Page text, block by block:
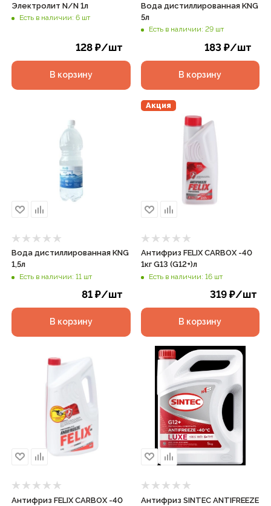
Электролит N/N 1л
Есть в наличии: 6 шт
128₽/шт
В корзину
Вода дистиллированная KNG
5л
Есть в наличии: 29 шт
183 ₽/шт
В корзину
Вода дистиллированная KNG
1,5л
Есть в наличии: 11 шт
81₽/шт
В корзину
Акция
Антифриз FELIX CARBOX -40
1кг G13 (G12+)л
Есть в наличии: 16 шт
319 ₽/шт
В корзину
Антифриз FELIX CARBOX -40
Антифриз SINTEC ANTIFREEZE